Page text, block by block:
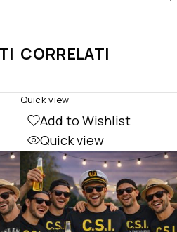
CORRELATI
Add to Wishlist
Quick view
Quick view